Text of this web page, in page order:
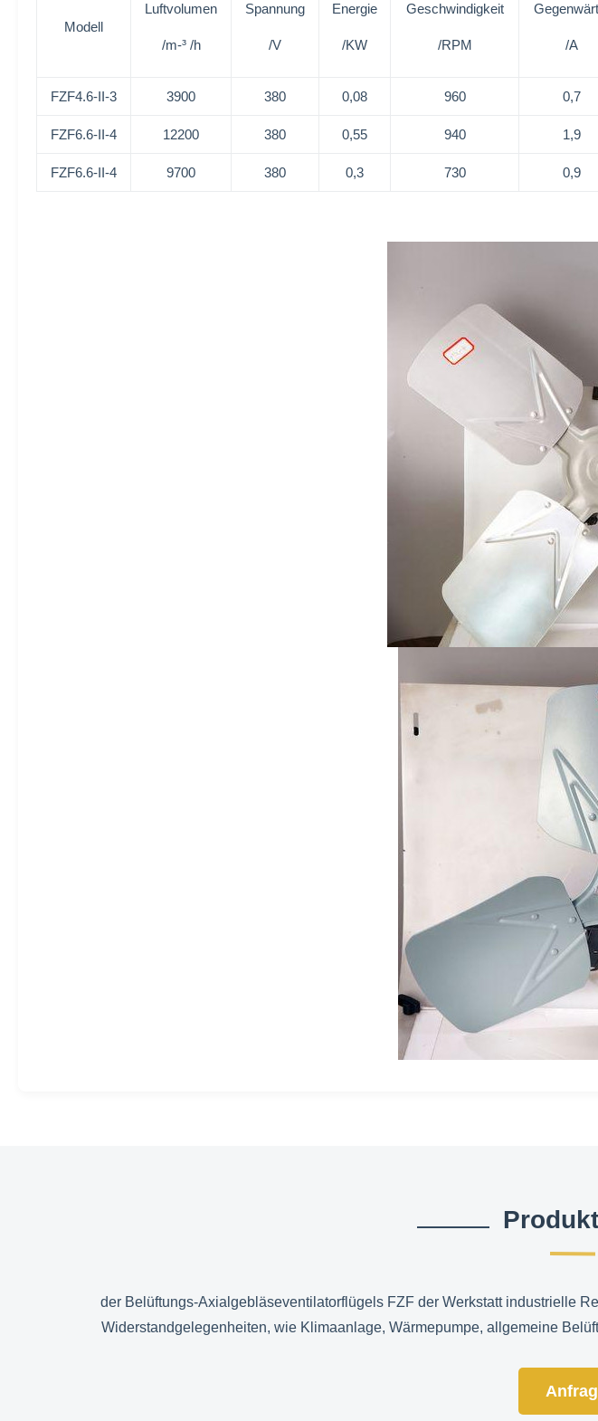
Modell
Luftvolumen
/m-³ /h
Spannung
/V
Energie
/KW
Geschwindigkeit
/RPM /A
FZF4.6-II-3 3900 380 0,08 960 0,7
FZF6.6-II-4 12200 380 0,55 940 1,9
FZF6.6-II-4 9700 380 0,3 730 0,9
der Belüftungs-Axialgebläseventilatorflügels FZF der Werkstatt industrielle
Widerstandgelegenheiten, wie Klimaanlage, Wärmepumpe, allgemeine